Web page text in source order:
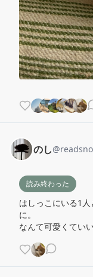
のし@
読み終わった
はしっこにいる1
に。
なんて可愛くてい